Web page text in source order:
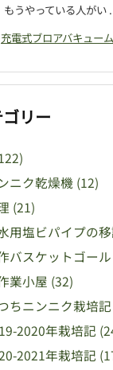
もうやっている人がい
充電式ブロアバキュー
リー
ニク乾燥機 (12)
(21)
用塩ビパイプの
バスケットゴール
業小屋 (32)
ちニンニク栽培記
2020年栽培記
2021年栽培記